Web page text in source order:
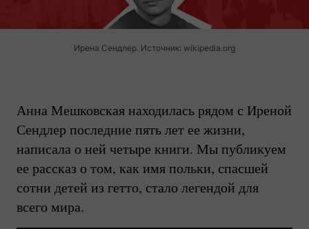
Ирена Сендлер. Источник: wikipedia.org
Анна Мешковская находилась рядом с Иреной
Сендлер последние пять лет ее жизни,
написала о ней четыре книги. Мы публикуем
ее рассказ о том, как имя польки, спасшей
сотни детей из гетто, стало легендой для
всего мира.